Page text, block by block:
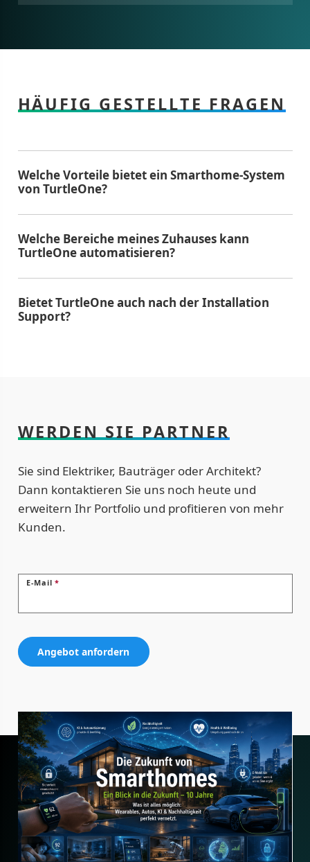
HÄUFIG GESTELLTE FRAGEN
Welche Vorteile bietet ein Smarthome-System
von TurtleOne?
Welche Bereiche meines Zuhauses kann
TurtleOne automatisieren?
Bietet TurtleOne auch nach der Installation
Support?
WERDEN SIE PARTNER
Sie sind Elektriker, Bauträger oder Architekt?
Dann kontaktieren Sie uns noch heute und
erweitern Ihr Portfolio und profitieren von mehr
Kunden.
E-Mail *
Angebot anfordern